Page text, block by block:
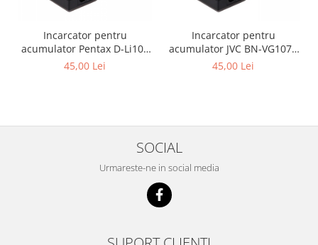
Incarcator pentru
acumulator Pentax D-Li109
Patona
45,00 Lei
Incarcator pentru
acumulator JVC BN-VG107e
Patona
45,00 Lei
SOCIAL
Urmareste-ne in social media